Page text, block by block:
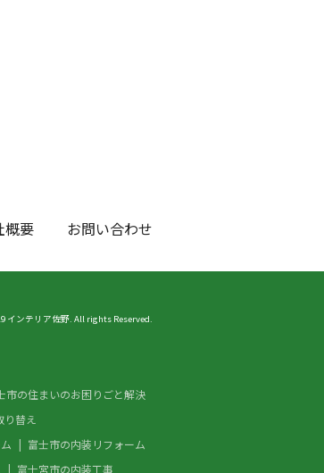
概要 お問い合わせ
インテリア佐野. All rights Reserved.
市の住まいのお困りごと解決
替え
富士市の内装リフォーム
富士宮市の内装工事